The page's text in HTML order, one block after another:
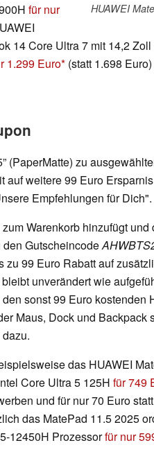
HUAWEI
für nur
14 Core Ultra 7 mit 14,2
1.299 Euro (statt 1.698
(PaperMatte) zu
weitere 99 Euro
Empfehlungen für Dich".
Warenkorb hinzufügt und
den Gutscheincode
zu 99 Euro Rabatt auf
unverändert wie
sonst 99 Euro kostenden
Maus, Dock und Backpack
das HUAWEI
Core Ultra 5 125H für 749
und für nur 70 Euro
das MatePad 11.5 2025
12450H Prozessorfür nur